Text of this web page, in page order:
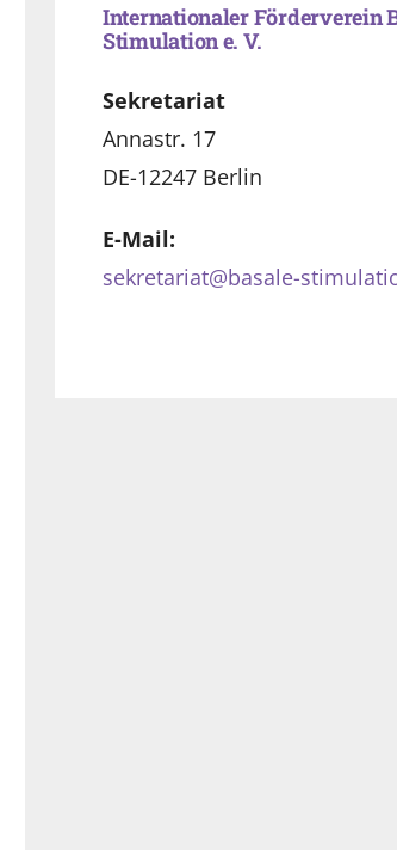
Internationaler Förderverein
Stimulation e. V.
Sekretariat
Annastr. 17
DE-12247 Berlin
E-Mail:
sekretariat@basale-